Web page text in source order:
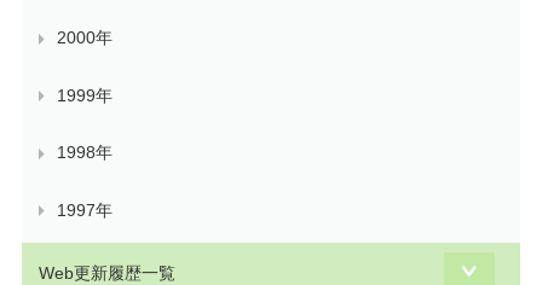
2000年
1999年
1998年
1997年
Web更新履歴一覧